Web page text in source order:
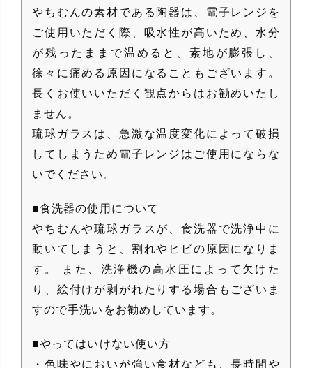
やちむんの素材である陶器は、電子レンジを
ご使用いただく際、吸水性が高いため、水分
が残ったままで温めると、素地が膨張し、
徐々に痛める原因になることもございます。
長くお使いいただく観点からはお勧めいたし
ません。
琉球ガラスは、急激な温度変化によって破損
してしまうため電子レンジはご使用にならな
いでください。
■食洗器の使用について
やちむんや琉球ガラスが、食洗器で洗浄中に
動いてしまうと、割れやヒビの原因になりま
す。 また、洗浄機の高水圧によって欠けた
り、絵付けが剥がれたりする場合もございま
すので手洗いをお勧めしています。
■やってはいけない使い方
・色味やにおいが強い食材なども、長時間や